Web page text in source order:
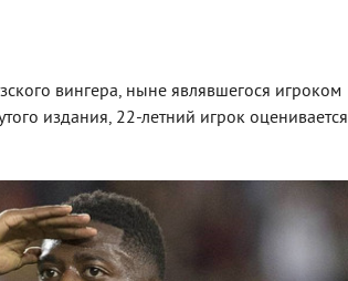
вингера, ныне являвшегося игроком
издания, 22-летний игрок оценивается